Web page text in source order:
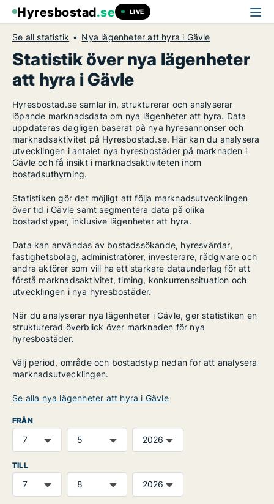
Hyresbostad.se LIVE
Se all statistik Nya lägenheter att hyra i Gävle
Statistik över nya lägenheter
att hyra i Gävle
Hyresbostad.se samlar in, strukturerar och analyserar
löpande marknadsdata om nya lägenheter att hyra. Data
uppdateras dagligen baserat på nya hyresannonser och
marknadsaktivitet på Hyresbostad.se. Här kan du analysera
utvecklingen i antalet nya hyresbostäder på marknaden i
Gävle och få insikt i marknadsaktiviteten inom
bostadsuthyrning.
Statistiken gör det möjligt att följa marknadsutvecklingen
över tid i Gävle samt segmentera data på olika
bostadstyper, inklusive lägenheter att hyra.
Data kan användas av bostadssökande, hyresvärdar,
fastighetsbolag, administratörer, investerare, rådgivare och
andra aktörer som vill ha ett starkare dataunderlag för att
förstå marknadsaktivitet, timing, konkurrenssituation och
utvecklingen i nya hyresbostäder.
När du analyserar nya lägenheter i Gävle, ger statistiken en
strukturerad överblick över marknaden för nya
hyresbostäder.
Välj period, område och bostadstyp nedan för att analysera
marknadsutvecklingen.
Se alla nya lägenheter att hyra i Gävle
FRÅN
TILL